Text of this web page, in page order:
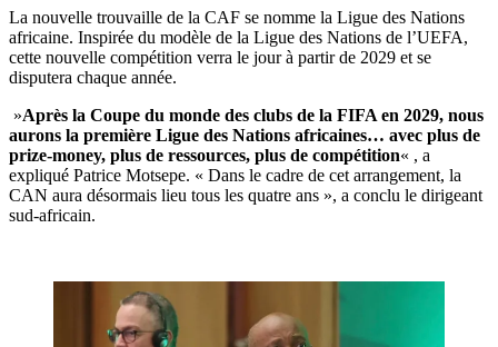
‎La nouvelle trouvaille de la CAF se nomme la Ligue des Nations
africaine. Inspirée du modèle de la Ligue des Nations de l’UEFA,
cette nouvelle compétition verra le jour à partir de 2029 et se
disputera chaque année.
‎ »Après la Coupe du monde des clubs de la FIFA en 2029, nous
aurons la première Ligue des Nations africaines… avec plus de
prize-money, plus de ressources, plus de compétition« , a
expliqué Patrice Motsepe. « Dans le cadre de cet arrangement, la
CAN aura désormais lieu tous les quatre ans », a conclu le dirigeant
sud-africain.